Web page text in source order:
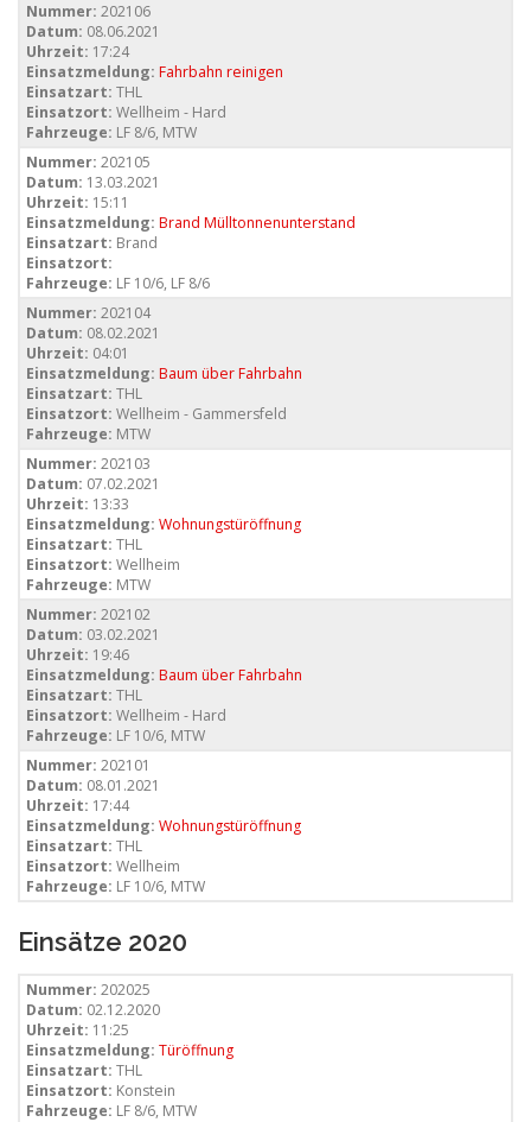
Nummer: 202106
Datum: 08.06.2021
Uhrzeit: 17:24
Einsatzmeldung: Fahrbahn reinigen
Einsatzart: THL
Einsatzort: Wellheim - Hard
Fahrzeuge: LF 8/6, MTW
Nummer: 202105
Datum: 13.03.2021
Uhrzeit: 15:11
Einsatzmeldung: Brand Mülltonnenunterstand
Einsatzart: Brand
Einsatzort:
Fahrzeuge: LF 10/6, LF 8/6
Nummer: 202104
Datum: 08.02.2021
Uhrzeit: 04:01
Einsatzmeldung: Baum über Fahrbahn
Einsatzart: THL
Einsatzort: Wellheim - Gammersfeld
Fahrzeuge: MTW
Nummer: 202103
Datum: 07.02.2021
Uhrzeit: 13:33
Einsatzmeldung: Wohnungstüröffnung
Einsatzart: THL
Einsatzort: Wellheim
Fahrzeuge: MTW
Nummer: 202102
Datum: 03.02.2021
Uhrzeit: 19:46
Einsatzmeldung: Baum über Fahrbahn
Einsatzart: THL
Einsatzort: Wellheim - Hard
Fahrzeuge: LF 10/6, MTW
Nummer: 202101
Datum: 08.01.2021
Uhrzeit: 17:44
Einsatzmeldung: Wohnungstüröffnung
Einsatzart: THL
Einsatzort: Wellheim
Fahrzeuge: LF 10/6, MTW
Einsätze 2020
Nummer: 202025
Datum: 02.12.2020
Uhrzeit: 11:25
Einsatzmeldung: Türöffnung
Einsatzart: THL
Einsatzort: Konstein
Fahrzeuge: LF 8/6, MTW